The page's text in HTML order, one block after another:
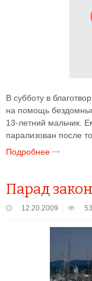
В субботу в
на помощь
13-летний мальчик.
парализован после
Подробнее
Парад
12.20.2009